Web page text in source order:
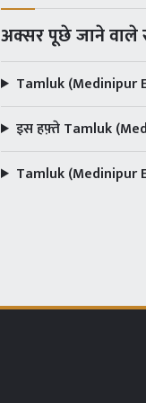
अक्सर पूछे जाने वाले
Tamluk (Medinipur
इस हफ़्ते Tamluk
Tamluk (Medinipur